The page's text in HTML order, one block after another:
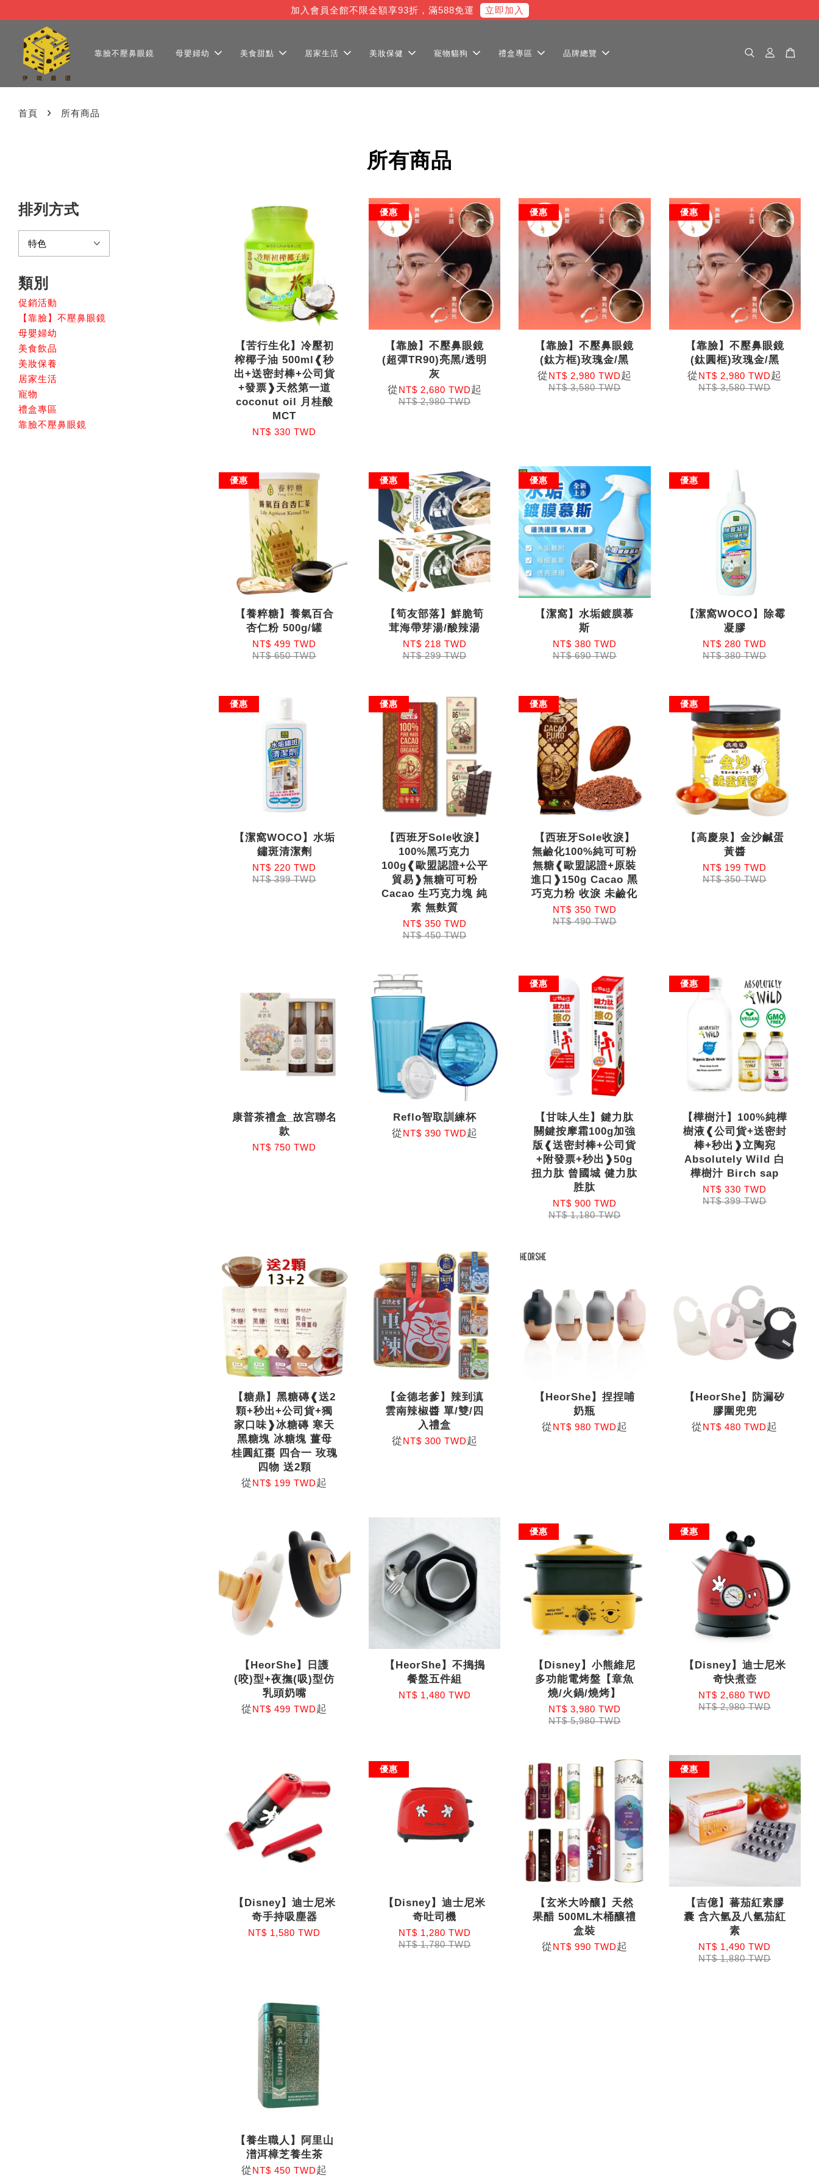
加入會員全館不限金額享93折，滿588免運 立即加入
靠臉不壓鼻眼鏡 母嬰婦幼 美食甜點 居家生活 美妝保健 寵物貓狗 禮盒專區 品牌總覽
首頁 › 所有商品
所有商品
排列方式
類別
促銷活動
【靠臉】不壓鼻眼鏡
母嬰婦幼
美食飲品
美妝保養
居家生活
寵物
禮盒專區
靠臉不壓鼻眼鏡
【苦行生化】冷壓初
榨椰子油 500ml❰秒
出+送密封棒+公司貨
+發票❱天然第一道
coconut oil 月桂酸
MCT
NT$ 330 TWD
優惠
【靠臉】不壓鼻眼鏡
(超彈TR90)亮黑/透明
灰
從 NT$ 2,680 TWD起
NT$ 2,980 TWD
優惠
【靠臉】不壓鼻眼鏡
(鈦方框)玫瑰金/黑
從 NT$ 2,980 TWD起
NT$ 3,580 TWD
優惠
【靠臉】不壓鼻眼鏡
(鈦圓框)玫瑰金/黑
從 NT$ 2,980 TWD起
NT$ 3,580 TWD
優惠
【養粹糖】養氣百合
杏仁粉 500g/罐
NT$ 499 TWD
NT$ 650 TWD
優惠
【筍友部落】鮮脆筍
茸海帶芽湯/酸辣湯
NT$ 218 TWD
NT$ 299 TWD
優惠
【潔窩】水垢鍍膜慕
斯
NT$ 380 TWD
NT$ 690 TWD
優惠
【潔窩WOCO】除霉
凝膠
NT$ 280 TWD
NT$ 380 TWD
優惠
【潔窩WOCO】水垢
鏽斑清潔劑
NT$ 220 TWD
NT$ 399 TWD
優惠
【西班牙Sole收淚】
100%黑巧克力
100g❰歐盟認證+公平
貿易❱無糖可可粉
Cacao 生巧克力塊 純
素 無麩質
NT$ 350 TWD
NT$ 450 TWD
優惠
【西班牙Sole收淚】
無鹼化100%純可可粉
無糖❰歐盟認證+原裝
進口❱150g Cacao 黑
巧克力粉 收淚 未鹼化
NT$ 350 TWD
NT$ 490 TWD
優惠
【高慶泉】金沙鹹蛋
黃醬
NT$ 199 TWD
NT$ 350 TWD
康普茶禮盒_故宮聯名
款
NT$ 750 TWD
Reflo智取訓練杯
從 NT$ 390 TWD起
優惠
【甘味人生】鍵力肽
關鍵按摩霜100g加強
版❰送密封棒+公司貨
+附發票+秒出❱50g
扭力肽 曾國城 健力肽
胜肽
NT$ 900 TWD
NT$ 1,180 TWD
優惠
【樺樹汁】100%純樺
樹液❰公司貨+送密封
棒+秒出❱立陶宛
Absolutely Wild 白
樺樹汁 Birch sap
NT$ 330 TWD
NT$ 399 TWD
【糖鼎】黑糖磚❰送2
顆+秒出+公司貨+獨
家口味❱冰糖磚 寒天
黑糖塊 冰糖塊 薑母
桂圓紅棗 四合一 玫瑰
四物 送2顆
從 NT$ 199 TWD起
【金德老爹】辣到滇
雲南辣椒醬 單/雙/四
入禮盒
從 NT$ 300 TWD起
【HeorShe】捏捏哺
奶瓶
從 NT$ 980 TWD起
【HeorShe】防漏矽
膠圍兜兜
從 NT$ 480 TWD起
【HeorShe】日護
(咬)型+夜撫(吸)型仿
乳頭奶嘴
從 NT$ 499 TWD起
【HeorShe】不搗搗
餐盤五件組
NT$ 1,480 TWD
優惠
【Disney】小熊維尼
多功能電烤盤【章魚
燒/火鍋/燒烤】
NT$ 3,980 TWD
NT$ 5,980 TWD
優惠
【Disney】迪士尼米
奇快煮壺
NT$ 2,680 TWD
NT$ 2,980 TWD
【Disney】迪士尼米
奇手持吸塵器
NT$ 1,580 TWD
優惠
【Disney】迪士尼米
奇吐司機
NT$ 1,280 TWD
NT$ 1,780 TWD
【玄米大吟釀】天然
果醋 500ML木桶釀禮
盒裝
從 NT$ 990 TWD起
優惠
【吉億】蕃茄紅素膠
囊 含六氫及八氫茄紅
素
NT$ 1,490 TWD
NT$ 1,880 TWD
【養生職人】阿里山
潽洱樟芝養生茶
從 NT$ 450 TWD起